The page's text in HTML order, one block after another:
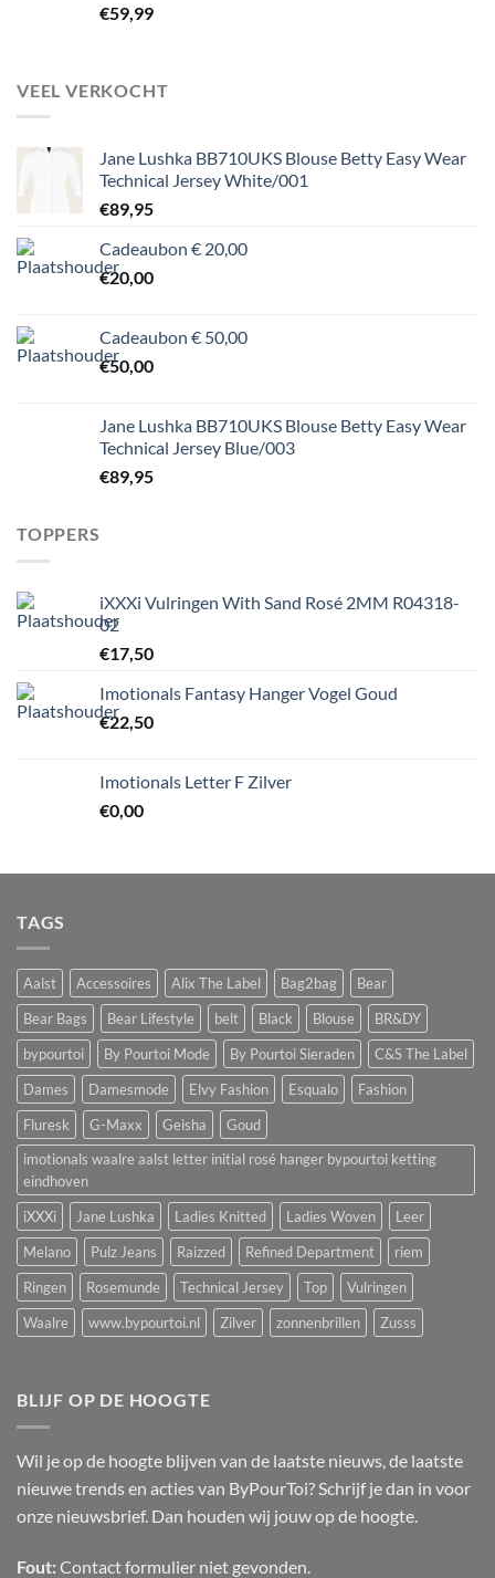
€59,99
VEEL VERKOCHT
Jane Lushka BB710UKS Blouse Betty Easy Wear
Technical Jersey White/001
€89,95
Cadeaubon € 20,00
€20,00
Cadeaubon € 50,00
€50,00
Jane Lushka BB710UKS Blouse Betty Easy Wear
Technical Jersey Blue/003
€89,95
TOPPERS
iXXXi Vulringen With Sand Rosé 2MM R04318-
02
€17,50
Imotionals Fantasy Hanger Vogel Goud
€22,50
Imotionals Letter F Zilver
€0,00
TAGS
Aalst Accessoires Alix The Label Bag2bag
Bear
Bear Bags
Bear Lifestyle belt Black Blouse
BR&DY
bypourtoi
By Pourtoi Mode By Pourtoi Sieraden
C&S The Label
Dames
Damesmode Elvy Fashion Esqualo
Fashion
Fluresk
G-Maxx Geisha
Goud
imotionals waalre aalst letter initial rosé hanger bypourtoi ketting
eindhoven
iXXXi
Jane Lushka Ladies Knitted Ladies Woven
Leer
Melano
Pulz Jeans Raizzed Refined Department
riem
Ringen
Rosemunde Technical Jersey Top
Vulringen
Waalre
www.bypourtoi.nl Zilver zonnenbrillen Zusss
BLIJF OP DE HOOGTE
Wil je op de hoogte blijven van de laatste nieuws, de laatste
nieuwe trends en acties van ByPourToi? Schrijf je dan in voor
onze nieuwsbrief. Dan houden wij jouw op de hoogte.
Fout: Contact formulier niet gevonden.